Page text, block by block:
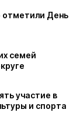
отметили День
семей
участие в
и спорта